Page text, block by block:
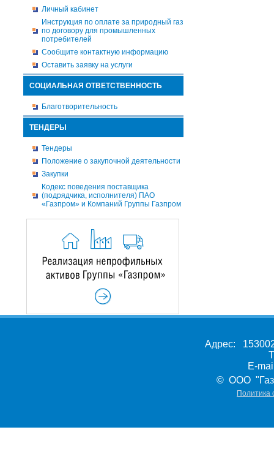
Личный кабинет
Инструкция по оплате за природный газ
по договору для промышленных
потребителей
Сообщите контактную информацию
Оставить заявку на услуги
СОЦИАЛЬНАЯ ОТВЕТСТВЕННОСТЬ
Благотворительность
ТЕНДЕРЫ
Тендеры
Положение о закупочной деятельности
Закупки
Кодекс поведения поставщика
(подрядчика, исполнителя) ПАО
«Газпром» и Компаний Группы Газпром
Адрес:
E-
© ООО
Политика